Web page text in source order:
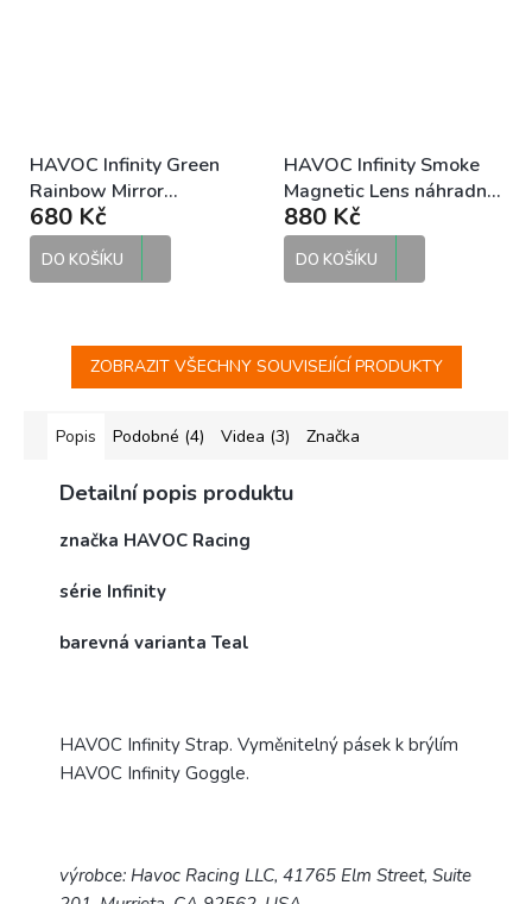
HAVOC Infinity Green
Rainbow Mirror
Magnetic Lens náhradní
zorník
680 Kč
DO KOŠÍKU
HAVOC Infinity Smoke
Magnetic Lens náhradní
zorník
880 Kč
DO KOŠÍKU
ZOBRAZIT VŠECHNY SOUVISEJÍCÍ PRODUKTY
Popis Podobné (4) Videa (3) Značka
Detailní popis produktu
značka HAVOC Racing
série Infinity
barevná varianta Teal
HAVOC Infinity Strap. Vyměnitelný pásek k brýlím
HAVOC Infinity Goggle.
výrobce: Havoc Racing LLC, 41765 Elm Street, Suite